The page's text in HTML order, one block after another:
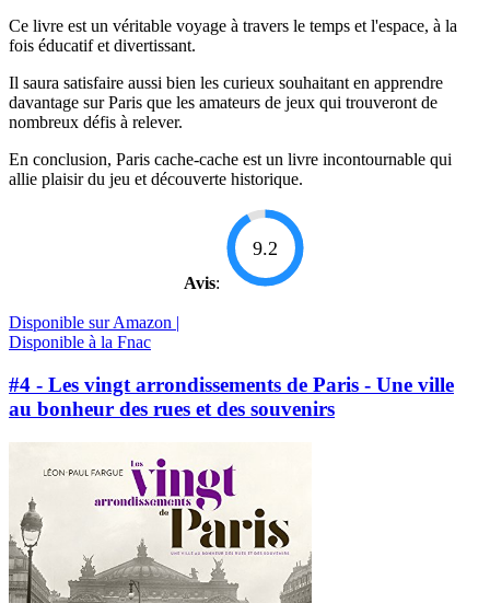
Ce livre est un véritable voyage à travers le temps et l'espace, à la
fois éducatif et divertissant.
Il saura satisfaire aussi bien les curieux souhaitant en apprendre
davantage sur Paris que les amateurs de jeux qui trouveront de
nombreux défis à relever.
En conclusion, Paris cache-cache est un livre incontournable qui
allie plaisir du jeu et découverte historique.
Avis:
9.2
Disponible sur Amazon |
Disponible à la Fnac
#4 - Les vingt arrondissements de Paris - Une ville
au bonheur des rues et des souvenirs